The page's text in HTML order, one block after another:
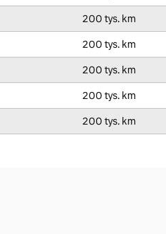
200 tys. km
200 tys. km
200 tys. km
200 tys. km
200 tys. km